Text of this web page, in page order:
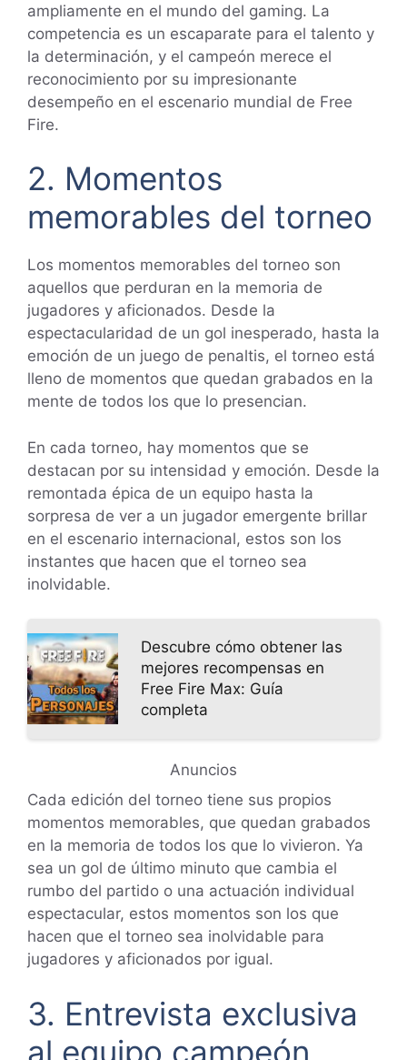
ampliamente en el mundo del gaming. La
competencia es un escaparate para el talento y
la determinación, y el campeón merece el
reconocimiento por su impresionante
desempeño en el escenario mundial de Free
Fire.
2. Momentos
memorables del torneo
Los momentos memorables del torneo son
aquellos que perduran en la memoria de
jugadores y aficionados. Desde la
espectacularidad de un gol inesperado, hasta la
emoción de un juego de penaltis, el torneo está
lleno de momentos que quedan grabados en la
mente de todos los que lo presencian.
En cada torneo, hay momentos que se
destacan por su intensidad y emoción. Desde la
remontada épica de un equipo hasta la
sorpresa de ver a un jugador emergente brillar
en el escenario internacional, estos son los
instantes que hacen que el torneo sea
inolvidable.
Descubre cómo obtener las
mejores recompensas en
Free Fire Max: Guía
completa
Anuncios
Cada edición del torneo tiene sus propios
momentos memorables, que quedan grabados
en la memoria de todos los que lo vivieron. Ya
sea un gol de último minuto que cambia el
rumbo del partido o una actuación individual
espectacular, estos momentos son los que
hacen que el torneo sea inolvidable para
jugadores y aficionados por igual.
3. Entrevista exclusiva
al equipo campeón